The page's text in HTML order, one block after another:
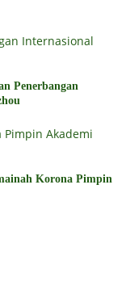
Penerbangan
Korona Pimpin